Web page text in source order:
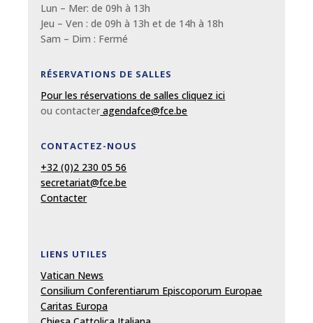
Lun – Mer: de 09h à 13h
Jeu – Ven : de 09h à 13h et de 14h à 18h
Sam – Dim : Fermé
RÉSERVATIONS DE SALLES
Pour les réservations de salles cliquez ici
ou contacter agendafce@fce.be
CONTACTEZ-NOUS
+32 (0)2 230 05 56
secretariat@fce.be
Contacter
LIENS UTILES
Vatican News
Consilium Conferentiarum Episcoporum Europae
Caritas Europa